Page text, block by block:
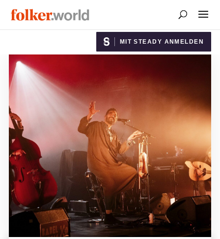
MIT STEADY ANMELDEN